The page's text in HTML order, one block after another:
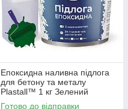
Епоксидна наливна підлога
для бетону та металу
Plastall™ 1 кг Зелений
hotdeal
Готово до відправки